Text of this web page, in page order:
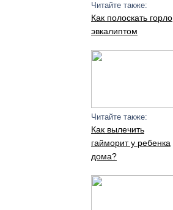
Читайте также:
Как полоскать горло
эвкалиптом
Читайте также:
Как вылечить
гайморит у ребенка
дома?